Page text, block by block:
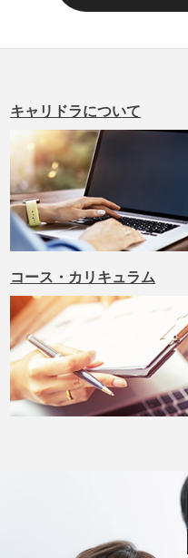
キャリドラについて
コース・カリキュラム